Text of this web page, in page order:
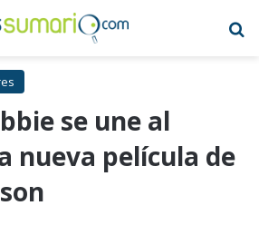
se une al
nueva película de